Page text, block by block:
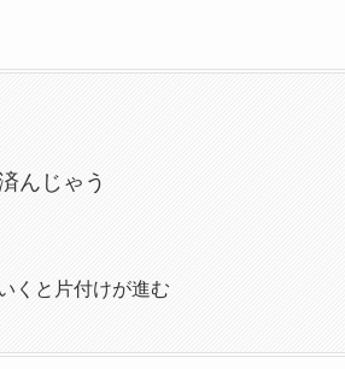
んじゃう
くと片付けが進む